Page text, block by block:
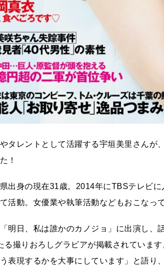
タレントとして活躍する宇垣美里さんが
！
出身の現在31歳。2014年にTBSテレビ
活動。女優業や執筆活動などもおこなっ
明日、私は誰かのカノジョ」に出演し、
る撮りおろしグラビアが掲載されていま
表現するかを大事にしています」と語り